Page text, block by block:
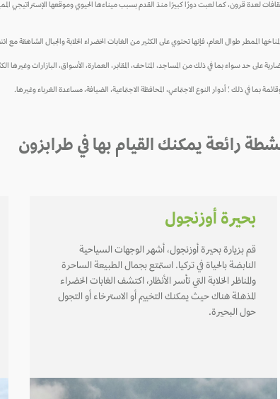
لعدة قرون، كما لعبت دورًا كبيرًا منذ القدم بسبب ميناءها الحيوي وموقعها الإستراتيجي
طوال العام، فإنها تحتوي على الكثير من الغابات الخضراء الخلابة والجبال الشاهقة مع انتشار
على حد سواء بما في ذلك من المساجد، المتاحف، المقابر، العمارة، الأسواق، البازارات وغيرها
بما في ذلك ؛ أدوار النوع الاجتماعي، المحافظة الاجتماعية، الضيافة، مساعدة الغرباء وغيرها.
رائعة يمكنك القيام بها في طرابزون
بحيرة أوزنجول
قم بزيارة بحيرة أوزنجول، أشهر الوجهات السياحية
النابضة بالحياة في تركيا. استمتع بجمال الطبيعة الساحرة
والمناظر الخلابة التي تأسر الأنظار، اكتشف الغابات الخضراء
المذهلة هناك حيث يمكنك التخييم أو الاسترخاء أو التجول
حول البحيرة.